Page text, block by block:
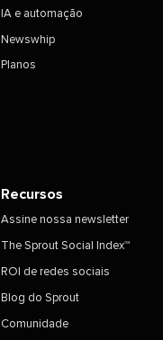
IA e automação​​
Newswhip​​
Planos​​
Recursos​​
Assine nossa newsletter​​
The Sprout Social Index™​​
ROI de redes sociais​​
Blog do Sprout​​
Comunidade​​